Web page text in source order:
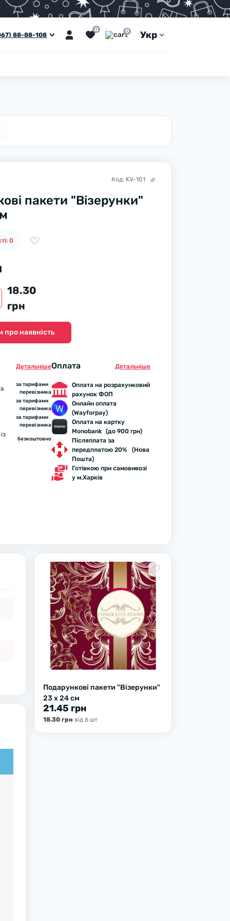
88-88-108
0 0 Укр
Код: KV-101
пакети "Візерунки"
0
18.30
грн
про наявність
Детальнiше
за тарифами
перевізника
за тарифами
перевізника
за тарифами
перевізника
безкоштовно
Оплата Детальнiше
Оплата на розрахунковий
рахунок ФОП
Онлайн оплата
(Wayforpay)
Оплата на картку
Monobank (до 900 грн)
Післяплата за
передплатою 20% (Нова
Пошта)
Готівкою при самовивозі
у м.Харків
Подарункові пакети "Візерунки"
23 х 24 см
21.45 грн
18.30 грн вiд 6 шт